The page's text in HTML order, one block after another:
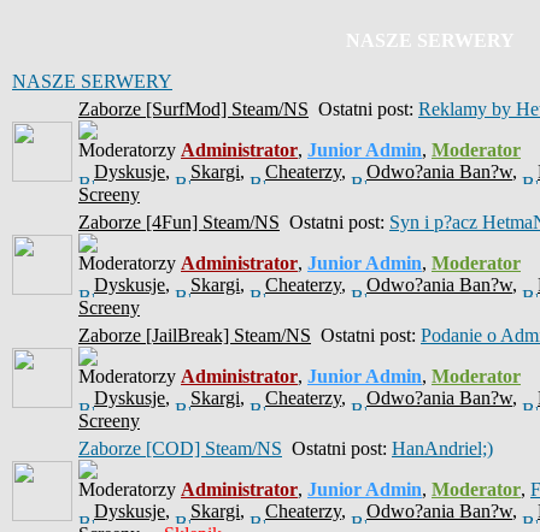
NASZE SERWERY
NASZE SERWERY
Zaborze [SurfMod] Steam/NS Ostatni post: Reklamy by
Moderatorzy Administrator, Junior Admin, Moderator
Dyskusje, Skargi, Cheaterzy, Odwo?ania Ban?w,
Screeny
Zaborze [4Fun] Steam/NS Ostatni post: Syn i p?acz
Moderatorzy Administrator, Junior Admin, Moderator
Dyskusje, Skargi, Cheaterzy, Odwo?ania Ban?w,
Screeny
Zaborze [JailBreak] Steam/NS Ostatni post: Podanie o
Moderatorzy Administrator, Junior Admin, Moderator
Dyskusje, Skargi, Cheaterzy, Odwo?ania Ban?w,
Screeny
Zaborze [COD] Steam/NS Ostatni post: HanAndriel;)
Moderatorzy Administrator, Junior Admin, Moderator,
Dyskusje, Skargi, Cheaterzy, Odwo?ania Ban?w,